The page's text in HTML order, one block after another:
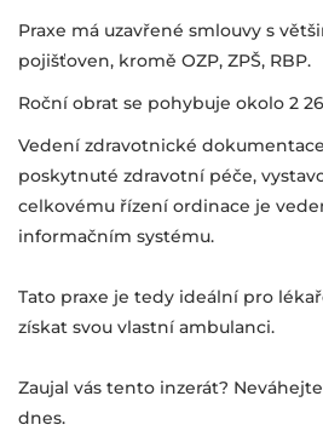
Praxe má uzavřené smlouvy s
pojišťoven, kromě OZP, ZPŠ, RBP.
Roční obrat se pohybuje okolo 2
Vedení zdravotnické
poskytnuté zdravotní péče,
celkovému řízení ordinace je
informačním systému.
Tato praxe je tedy ideální pro
získat svou vlastní ambulanci.
Zaujal vás tento inzerát?
dnes.